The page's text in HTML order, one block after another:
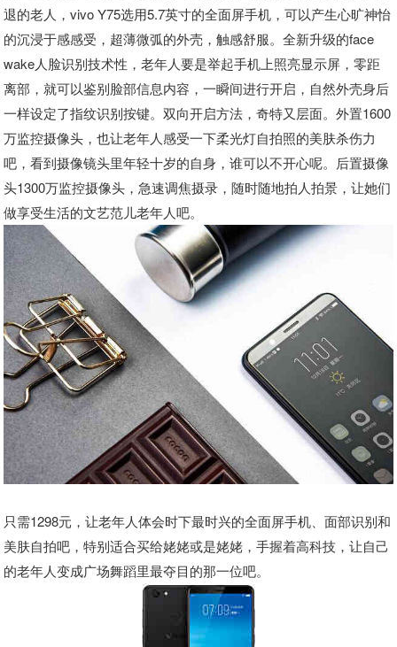
退的老人，vivo Y75选用5.7英寸的全面屏手机，可以产生心旷神怡
的沉浸于感感受，超薄微弧的外壳，触感舒服。全新升级的face
wake人脸识别技术性，老年人要是举起手机上照亮显示屏，零距
离部，就可以鉴别脸部信息内容，一瞬间进行开启，自然外壳身后
一样设定了指纹识别按键。双向开启方法，奇特又层面。外置1600
万监控摄像头，也让老年人感受一下柔光灯自拍照的美肤杀伤力
吧，看到摄像镜头里年轻十岁的自身，谁可以不开心呢。后置摄像
头1300万监控摄像头，急速调焦摄录，随时随地拍人拍景，让她们
做享受生活的文艺范儿老年人吧。
只需1298元，让老年人体会时下最时兴的全面屏手机、面部识别和
美肤自拍吧，特别适合买给姥姥或是姥姥，手握着高科技，让自己
的老年人变成广场舞蹈里最夺目的那一位吧。